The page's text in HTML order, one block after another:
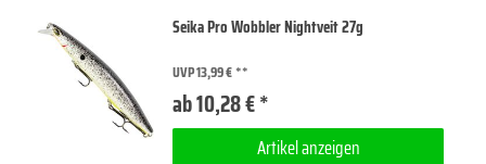
Seika Pro Wobbler Nightveit 27g
UVP 13,99 €
ab 10,28 € *
Artikel anzeigen